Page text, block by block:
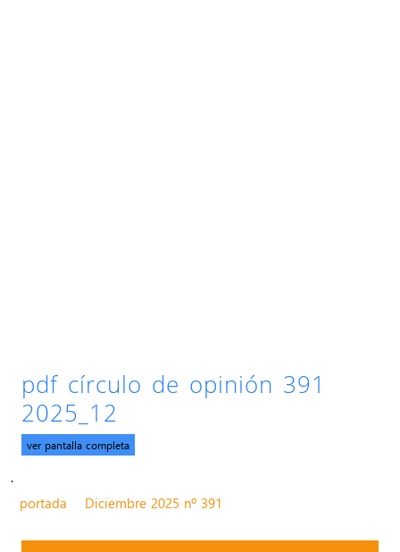
pdf círculo de opinión 391
2025_12
ver pantalla completa
.
portada
Diciembre 2025 nº 391